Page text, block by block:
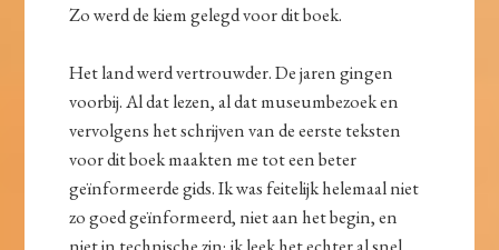
Zo werd de kiem gelegd voor dit boek.
Het land werd vertrouwder. De jaren gingen
voorbij. Al dat lezen, al dat museumbezoek en
vervolgens het schrijven van de eerste teksten
voor dit boek maakten me tot een beter
geïnformeerde gids. Ik was feitelijk helemaal niet
zo goed geïnformeerd, niet aan het begin, en